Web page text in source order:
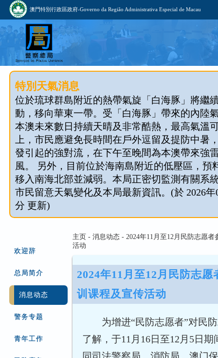
澳門特別行政區政府-Governo da Região Administrativa Especial de Macau
特別天氣消息
位於琉球群島附近的熱帶氣旋「白海豚」將繼
動，移向華東一帶。受「白海豚」帶來的內陸
本澳未來數日持續天晴及非常酷熱，最高氣溫
上，市民應避免長時間在戶外逗留及提防中暑
發引起的強對流，在下午至晚間為本澳帶來強
風。 另外，目前位於海南島附近的低壓區，預
移入南海北部並減弱。本局正密切監測有關系
市民留意天氣變化及本局最新資訊。(於 2026年
分 更新)
欢迎辞
总局简介
消息动态
警务专题
青年工作
主页 - 消息动态 - 2024年11月至12月民防志愿
活动
2024年11月至12月民防志愿
训课程及宣传活动
为增进“民防志愿者”对民
了解，于11月16日至12月5日